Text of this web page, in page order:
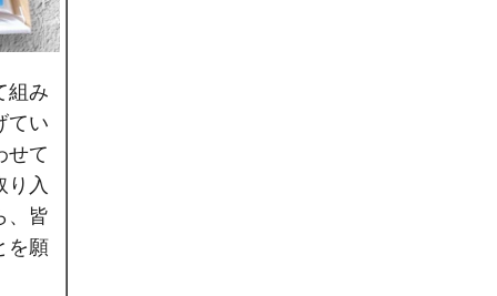
組み
てい
せて
り入
、皆
を願